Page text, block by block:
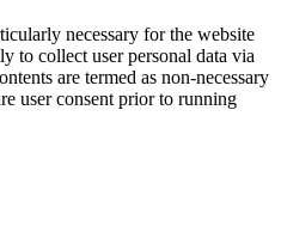
necessary for the website
to collect user personal data via
are termed as non-necessary
user consent prior to running